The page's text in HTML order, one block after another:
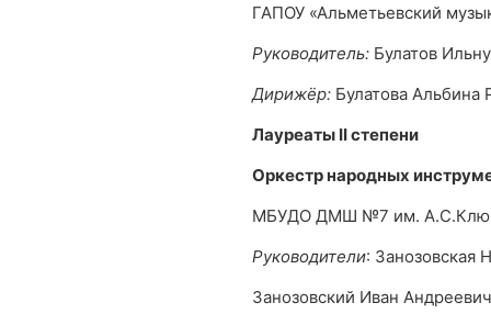
ГАПОУ «Альметьевский
Руководитель: Булатов
Дирижёр: Булатова Альбина
Лауреаты IIстепени
Оркестр народных
МБУДО ДМШ №7 им.
Руководители: Занозовская
Занозовский Иван Андреевич